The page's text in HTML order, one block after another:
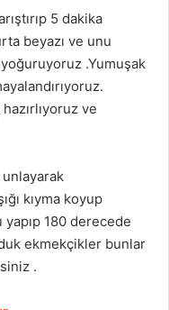
5 dakika
beyazı ve unu
.Yumuşak
ve
unlayarak
kıyma koyup
yapıp 180 derecede
ekmekçikler bunlar
.